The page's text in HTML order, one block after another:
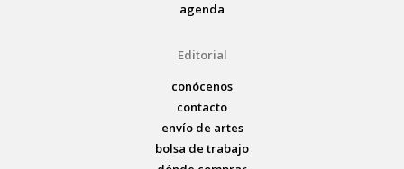
agenda
Editorial
conócenos
contacto
envío de artes
bolsa de trabajo